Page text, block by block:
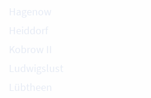
Hagenow
Heiddorf
Kobrow II
Ludwigslust
Lübtheen